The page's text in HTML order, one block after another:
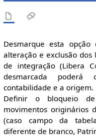
Desmarque esta
alteração e exclusão
de integração (Libera
desmarcada poderá
contabilidade e a origem.
Definir o bloqueio
movimentos originários
(caso campo da
diferente de branco,